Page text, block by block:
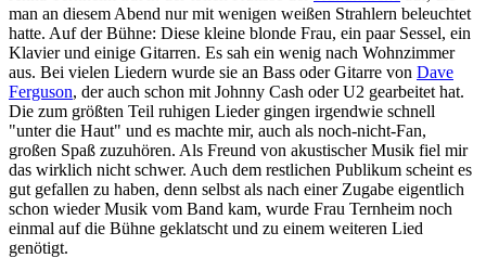
man an diesem Abend nur mit wenigen weißen Strahlern beleuchtet
hatte. Auf der Bühne: Diese kleine blonde Frau, ein paar Sessel, ein
Klavier und einige Gitarren. Es sah ein wenig nach Wohnzimmer
aus. Bei vielen Liedern wurde sie an Bass oder Gitarre von Dave
Ferguson, der auch schon mit Johnny Cash oder U2 gearbeitet hat.
Die zum größten Teil ruhigen Lieder gingen irgendwie schnell
"unter die Haut" und es machte mir, auch als noch-nicht-Fan,
großen Spaß zuzuhören. Als Freund von akustischer Musik fiel mir
das wirklich nicht schwer. Auch dem restlichen Publikum scheint es
gut gefallen zu haben, denn selbst als nach einer Zugabe eigentlich
schon wieder Musik vom Band kam, wurde Frau Ternheim noch
einmal auf die Bühne geklatscht und zu einem weiteren Lied
genötigt.